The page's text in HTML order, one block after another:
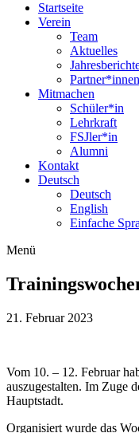
Startseite
Verein
Team
Aktuelles
Partner*innen
Mitmachen
Schüler*in
Lehrkraft
FSJler*in
Alumni
Kontakt
Deutsch
Deutsch
English
Einfache
Menü
21. Februar 2023
Vom 10. – 12. Februar
auszugestalten. Im Zuge
Hauptstadt.
Organisiert wurde das